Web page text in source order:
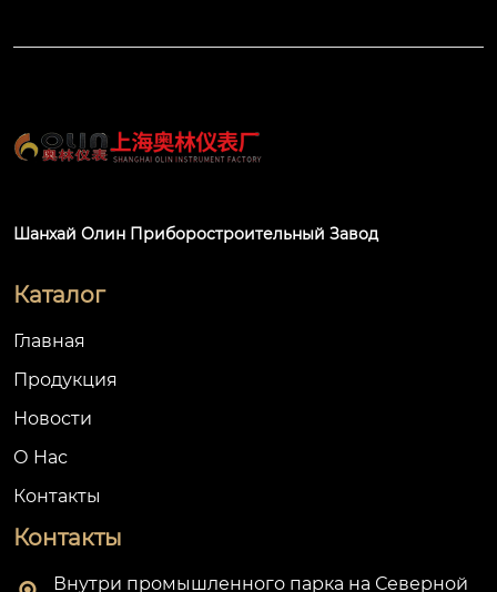
Шанхай Олин Приборостроительный Завод
Каталог
Главная
Продукция
Новости
О Hас
Контакты
Контакты
Внутри промышленного парка на Северной